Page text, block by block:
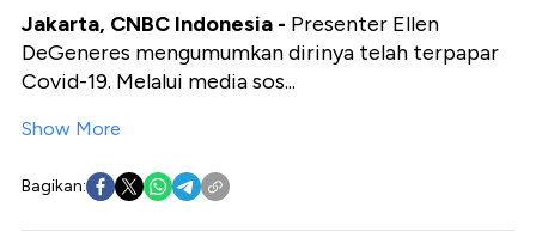
Jakarta, CNBC Indonesia - Presenter Ellen
DeGeneres mengumumkan dirinya telah terpapar
Covid-19. Melalui media sos...
Show More
Bagikan: